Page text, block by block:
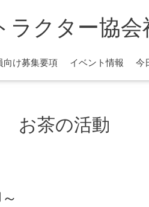
ラクター協会
向け募集要項 イベント情報 今
お茶の活動